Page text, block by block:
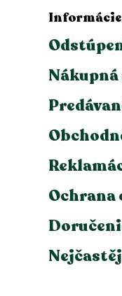
Informácie
Nákupná
Ochrana